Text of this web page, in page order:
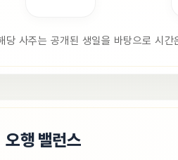
당 사주는 공개된 생일을 바탕으로 시
오행 밸런스